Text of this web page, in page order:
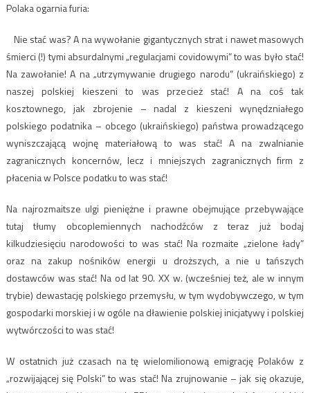
Polaka ogarnia furia:
Nie stać was? A na wywołanie gigantycznych strat i nawet masowych
śmierci (!) tymi absurdalnymi „regulacjami covidowymi” to was było stać!
Na zawołanie! A na „utrzymywanie drugiego narodu” (ukraińskiego) z
naszej polskiej kieszeni to was przecież stać! A na coś tak
kosztownego, jak zbrojenie – nadal z kieszeni wynędzniałego
polskiego podatnika – obcego (ukraińskiego) państwa prowadzącego
wyniszczającą wojnę materiałową to was stać! A na zwalnianie
zagranicznych koncernów, lecz i mniejszych zagranicznych firm z
płacenia w Polsce podatku to was stać!
Na najrozmaitsze ulgi pieniężne i prawne obejmujące przebywające
tutaj tłumy obcoplemiennych nachodźców z teraz już bodaj
kilkudziesięciu narodowości to was stać! Na rozmaite „zielone łady”
oraz na zakup nośników energii u droższych, a nie u tańszych
dostawców was stać! Na od lat 90. XX w. (wcześniej też, ale w innym
trybie) dewastację polskiego przemysłu, w tym wydobywczego, w tym
gospodarki morskiej i w ogóle na dławienie polskiej inicjatywy i polskiej
wytwórczości to was stać!
W ostatnich już czasach na tę wielomilionową emigrację Polaków z
„rozwijającej się Polski” to was stać! Na zrujnowanie – jak się okazuje,